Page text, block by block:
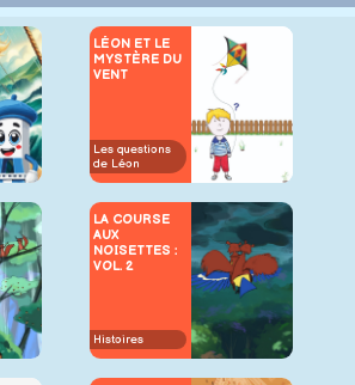
LÉON ET LE
MYSTÈRE DU
VENT
Les questions
de Léon
LA COURSE
AUX
NOISETTES :
VOL. 2
Histoires